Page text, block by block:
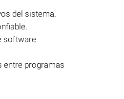
del sistema.
software
entre programas